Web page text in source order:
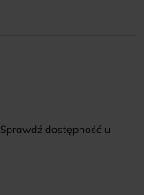
dostępność u